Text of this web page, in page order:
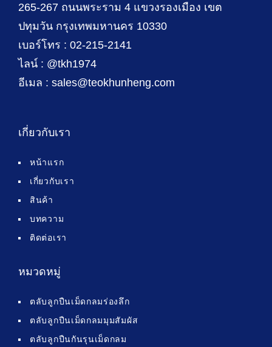
265-267 ถนนพระราม 4 แขวงรองเมือง เขต
ปทุมวัน กรุงเทพมหานคร 10330
เบอร์โทร : 02-215-2141
ไลน์ : @tkh1974
อีเมล : sales@teokhunheng.com
เกี่ยวกับเรา
หน้าแรก
เกี่ยวกับเรา
สินค้า
บทความ
ติดต่อเรา
หมวดหมู่
ตลับลูกปืนเม็ดกลมร่องลึก
ตลับลูกปืนเม็ดกลมมุมสัมผัส
ตลับลูกปืนกันรุนเม็ดกลม